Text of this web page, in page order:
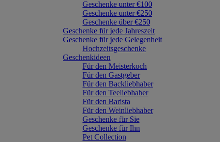
Geschenke unter €100
Geschenke unter €250
Geschenke über €250
Geschenke für jede Jahreszeit
Geschenke für jede Gelegenheit
Hochzeitsgeschenke
Geschenkideen
Für den Meisterkoch
Für den Gastgeber
Für den Backliebhaber
Für den Teeliebhaber
Für den Barista
Für den Weinliebhaber
Geschenke für Sie
Geschenke für Ihn
Pet Collection